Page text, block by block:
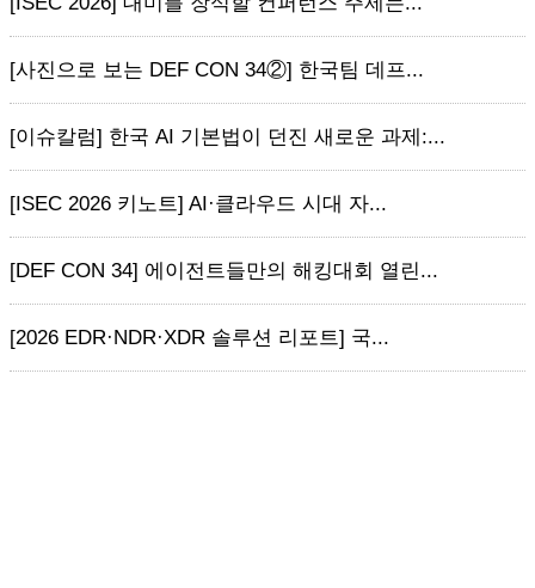
[사진으로 보는 DEF CON 34②] 한국팀 데프...
[이슈칼럼] 한국 AI 기본법이 던진 새로운 과제:...
[ISEC 2026 키노트] AI·클라우드 시대 자...
[DEF CON 34] 에이전트들만의 해킹대회 열린...
[2026 EDR·NDR·XDR 솔루션 리포트] 국...